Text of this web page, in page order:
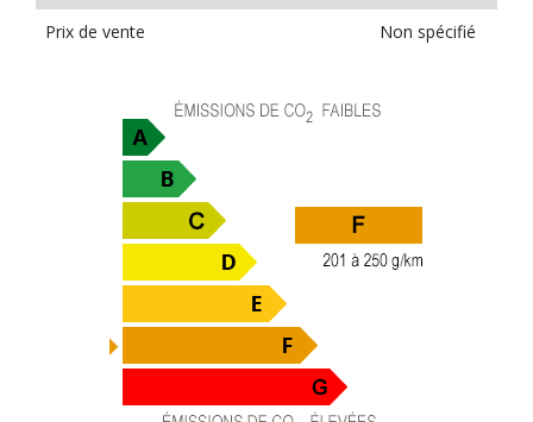
Prix de vente
Non spécifié